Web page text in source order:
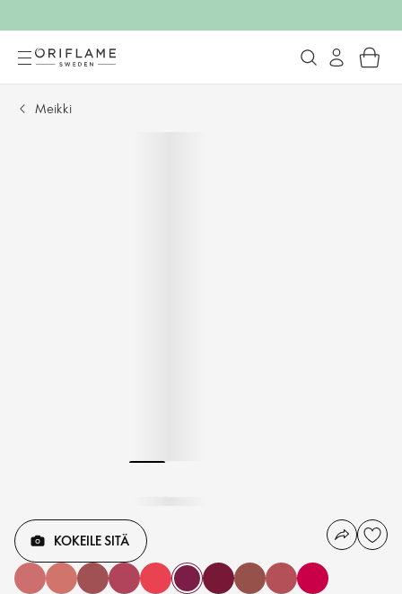
Meikki
KOKEILE SITÄ